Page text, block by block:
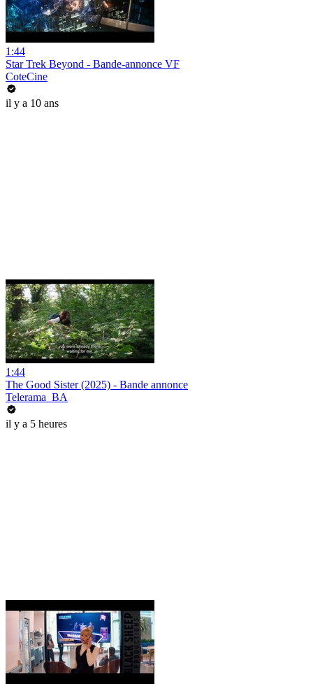
1:44
Star Trek Beyond - Bande-annonce VF
CoteCine
il y a 10 ans
1:44
The Good Sister (2025) - Bande annonce
Telerama_BA
il y a 5 heures